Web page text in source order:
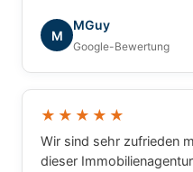
M
MGuy
Google-Bewertung
★★★★★
Wir sind sehr zufrieden
dieser